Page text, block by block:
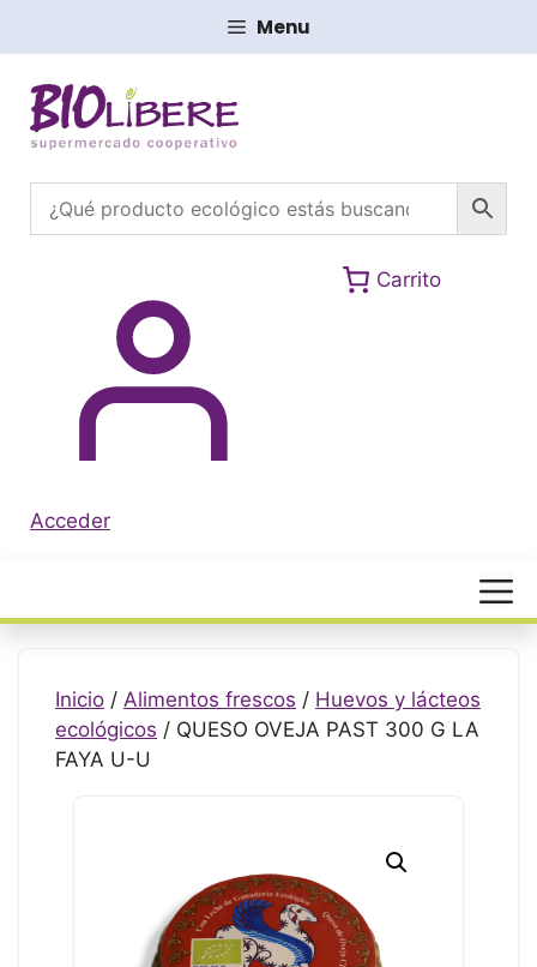
Menu
Acceder
Carrito
Menú
Inicio / Alimentos frescos / Huevos y lácteos
ecológicos / QUESO OVEJA PAST 300 G LA
FAYA U-U